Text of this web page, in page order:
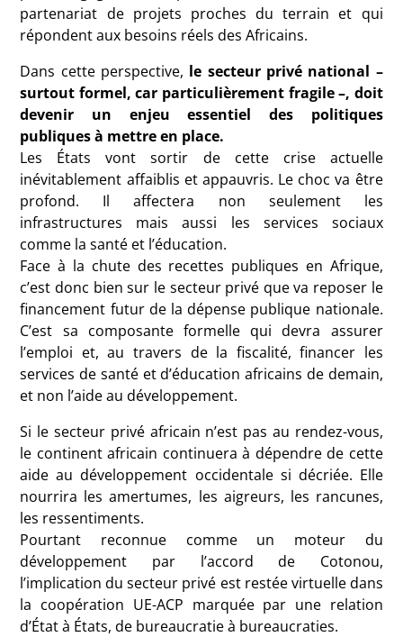
partenariat de projets proches du terrain et qui
répondent aux besoins réels des Africains.
Dans cette perspective, le secteur privé national –
surtout formel, car particulièrement fragile –, doit
devenir un enjeu essentiel des politiques
publiques à mettre en place.
Les États vont sortir de cette crise actuelle
inévitablement affaiblis et appauvris. Le choc va être
profond. Il affectera non seulement les
infrastructures mais aussi les services sociaux
comme la santé et l’éducation.
Face à la chute des recettes publiques en Afrique,
c’est donc bien sur le secteur privé que va reposer le
financement futur de la dépense publique nationale.
C’est sa composante formelle qui devra assurer
l’emploi et, au travers de la fiscalité, financer les
services de santé et d’éducation africains de demain,
et non l’aide au développement.
Si le secteur privé africain n’est pas au rendez-vous,
le continent africain continuera à dépendre de cette
aide au développement occidentale si décriée. Elle
nourrira les amertumes, les aigreurs, les rancunes,
les ressentiments.
Pourtant reconnue comme un moteur du
développement par l’accord de Cotonou,
l’implication du secteur privé est restée virtuelle dans
la coopération UE-ACP marquée par une relation
d’État à États, de bureaucratie à bureaucraties.